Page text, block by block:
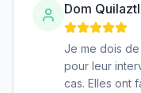
Dom
Je me dois
pour leur
cas. Elles ont